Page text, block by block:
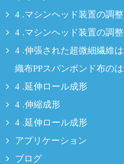
4 .マシンヘッド装置の調整
4 .マシンヘッド装置の調整
4 .伸張された超微細繊維
織布PPスパンボンド布の
4 .延伸ロール成形
4 .伸縮成形
4 .延伸ロール成形
アプリケーション
ブログ